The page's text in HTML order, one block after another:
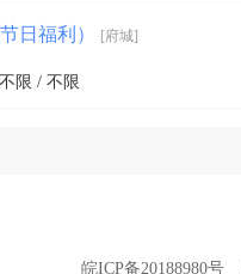
日福利） [府城]
限 / 不限
皖ICP备20188980号